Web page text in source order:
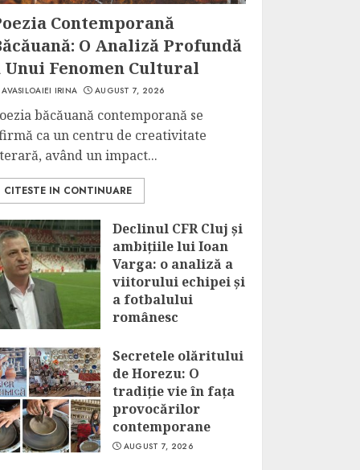
Contemporană
O Analiză Profundă
Unui Fenomen Cultural
AVASILOAIEI IRINA AUGUST 7, 2026
băcăuană contemporană se
ca un centru de creativitate
având un impact...
CITESTE IN CONTINUARE
Declinul CFR Cluj și
ambițiile lui Ioan
Varga: o analiză a
viitorului echipei și
a fotbalului
românesc
Secretele olăritului
de Horezu: O
tradiție vie în fața
provocărilor
contemporane
AUGUST 7, 2026